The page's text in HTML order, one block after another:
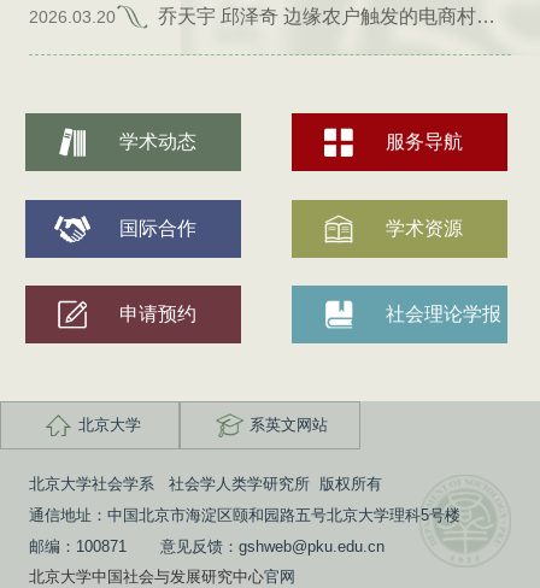
2026.03.20 乔天宇 邱泽奇 边缘农户触发的电商村形成
学术动态 服务导航
国际合作 学术资源
申请预约 社会理论学报
北京大学 系英文网站
北京大学社会学系 社会学人类学研究所 版权所有
通信地址：中国北京市海淀区颐和园路五号北京大学理科5号楼
邮编：100871 意见反馈：gshweb@pku.edu.cn
北京大学中国社会与发展研究中心官网